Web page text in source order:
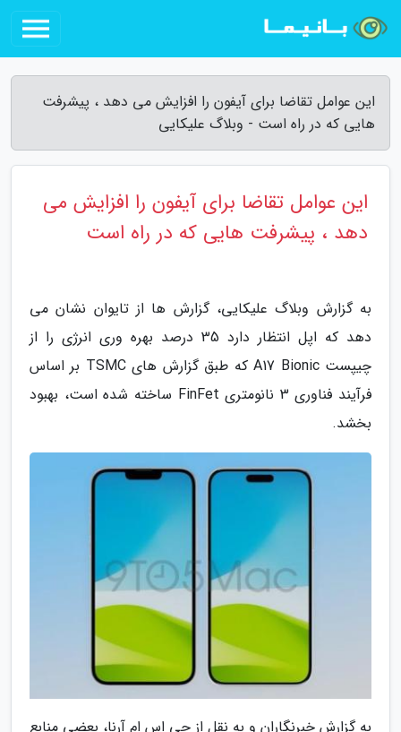
این عوامل تقاضا برای آیفون را افزایش می دهد ، پیشرفت
هایی که در راه است - وبلاگ علیکایی
این عوامل تقاضا برای آیفون را افزایش می
دهد ، پیشرفت هایی که در راه است
به گزارش وبلاگ علیکایی، گزارش ها از تایوان نشان می
دهد که اپل انتظار دارد 35 درصد بهره وری انرژی را از
چیپست A17 Bionic که طبق گزارش های TSMC بر اساس
فرآیند فناوری 3 نانومتری FinFet ساخته شده است، بهبود
بخشد.
به گزارش خبرنگاران و به نقل از جی اس ام آرنا، بعضی منابع